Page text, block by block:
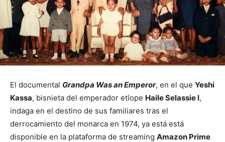
El documental Grandpa Was an Emperor, en el que Yeshi
Kassa, bisnieta del emperador etíope Haile Selassie I,
indaga en el destino de sus familiares tras el
derrocamiento del monarca en 1974, ya está está
disponible en la plataforma de streaming Amazon Prime